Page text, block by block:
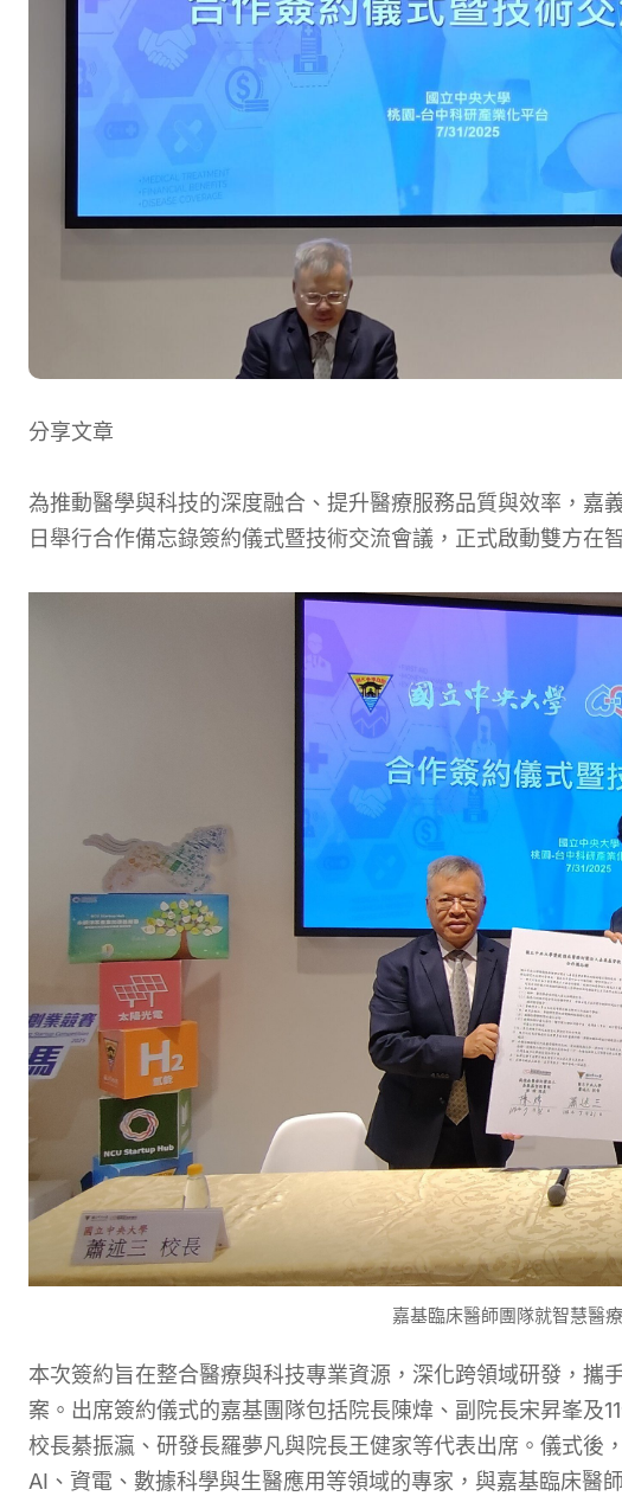
分享文章
為推動醫學與科技的深度融合、提升醫療服務品質與效率，嘉
日舉行合作備忘錄簽約儀式暨技術交流會議，正式啟動雙方在
嘉基臨床醫師團隊就智慧醫
本次簽約旨在整合醫療與科技專業資源，深化跨領域研發，攜
案。出席簽約儀式的嘉基團隊包括院長陳煒、副院長宋昇峯及
校長綦振瀛、研發長羅夢凡與院長王健家等代表出席。儀式後
AI、資電、數據科學與生醫應用等領域的專家，與嘉基臨床醫